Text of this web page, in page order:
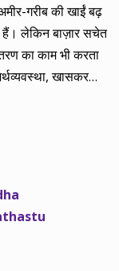
गरीब की खाईं बढ़
हैं। लेकिन बाज़ार सचेत
का काम भी करता
खासकर
जाते हैं सोने और
और सत्यनिष्ठा से
के उस्तादों के जाल
खटाक से उनसे